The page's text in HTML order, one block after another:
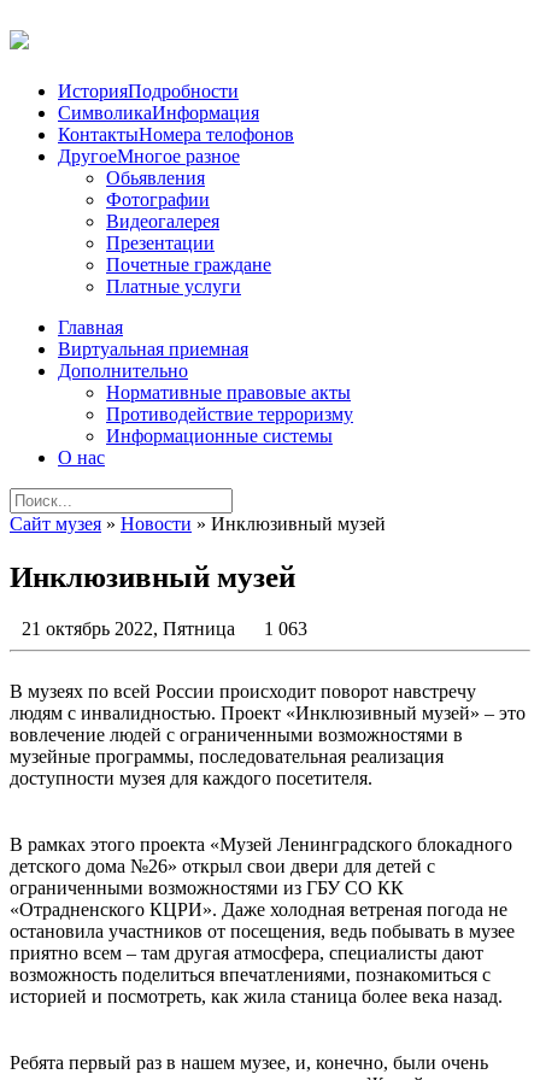
ИсторияПодробности
СимволикаИнформация
КонтактыНомера телофонов
ДругоеМногое разное
Обьявления
Фотографии
Видеогалерея
Презентации
Почетные граждане
Платные услуги
Главная
Виртуальная приемная
Дополнительно
Нормативные правовые акты
Противодействие терроризму
Информационные системы
О нас
Сайт музея » Новости » Инклюзивный музей
Инклюзивный музей
21 октябрь 2022, Пятница 1 063
В музеях по всей России происходит поворот навстречу
людям с инвалидностью. Проект «Инклюзивный музей» – это
вовлечение людей с ограниченными возможностями в
музейные программы, последовательная реализация
доступности музея для каждого посетителя.
В рамках этого проекта «Музей Ленинградского блокадного
детского дома №26» открыл свои двери для детей с
ограниченными возможностями из ГБУ СО КК
«Отрадненского КЦРИ». Даже холодная ветреная погода не
остановила участников от посещения, ведь побывать в музее
приятно всем – там другая атмосфера, специалисты дают
возможность поделиться впечатлениями, познакомиться с
историей и посмотреть, как жила станица более века назад.
Ребята первый раз в нашем музее, и, конечно, были очень